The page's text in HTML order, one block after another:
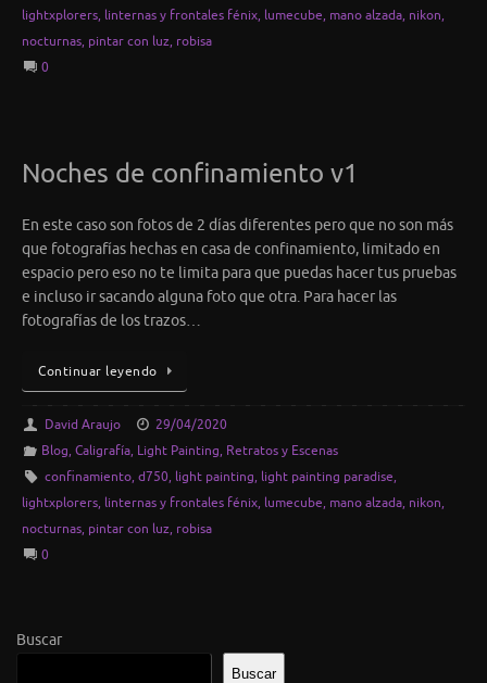
lightxplorers, linternas y frontales fénix, lumecube, mano alzada, nikon,
nocturnas, pintar con luz, robisa
0
Noches de confinamiento v1
En este caso son fotos de 2 días diferentes pero que no son más
que fotografías hechas en casa de confinamiento, limitado en
espacio pero eso no te limita para que puedas hacer tus pruebas
e incluso ir sacando alguna foto que otra. Para hacer las
fotografías de los trazos…
Continuar leyendo
David Araujo
29/04/2020
Blog, Caligrafía, Light Painting, Retratos y Escenas
confinamiento, d750, light painting, light painting paradise,
lightxplorers, linternas y frontales fénix, lumecube, mano alzada, nikon,
nocturnas, pintar con luz, robisa
0
Buscar
Buscar